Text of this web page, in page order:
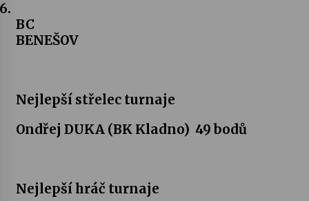
BC
BENEŠOV
Nejlepší střelec turnaje
Ondřej DUKA (BK Kladno) 49 bodů
Nejlepší hráč turnaje